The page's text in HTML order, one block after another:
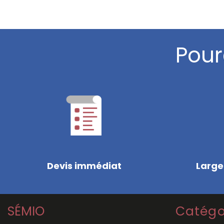
Devis immédiat
SÉMIO